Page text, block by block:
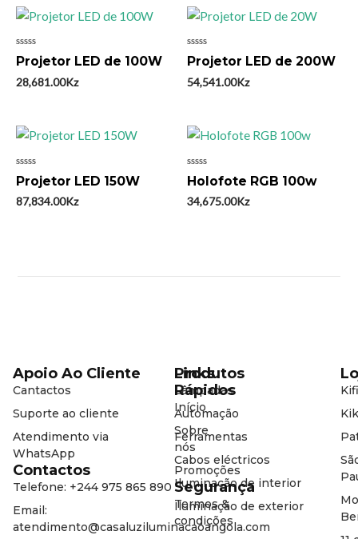
Avaliação
0
de
5
Projetor LED de 100W
28,681.00Kz
Avaliação
0
de
5
Projetor LED de 200W
54,541.00Kz
Avaliação
0
de
5
Projetor LED 150W
87,834.00Kz
Avaliação
0
de
5
Holofote RGB 100w
34,675.00Kz
Produtos
Lâmpadas
Automação
Ferramentas
Cabos eléctricos
Iluminação de interior
Iluminação de exterior
Links
Rápidos
Início
Sobre
nós
Promoções
Segurança
Termos &
condições
Apoio Ao Cliente
Cantactos
Suporte ao cliente
Atendimento via
WhatsApp
Contactos
Telefone: +244 975 865 890
Email:
atendimento@casaluziluminacaoangola.com